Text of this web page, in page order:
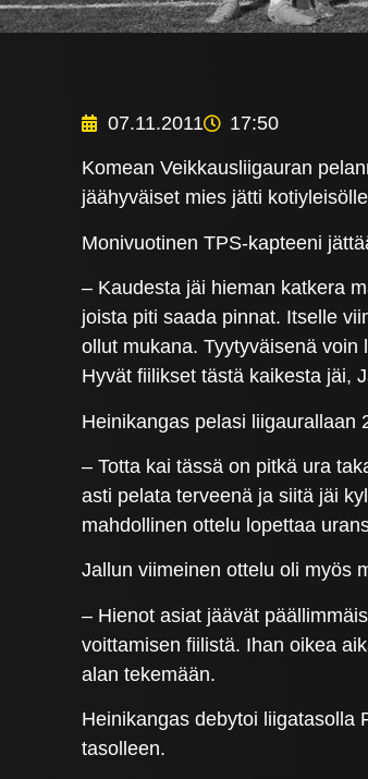
07.11.2011 17:50
Komean Veikkausliigauran
jäähyväiset mies jätti
Monivuotinen TPS-kapteeni
– Kaudesta jäi hieman katkera
joista piti saada pinnat. Itselle
ollut mukana. Tyytyväisenä
Hyvät fiilikset tästä kaikesta jäi,
Heinikangas pelasi liigaurallaan
– Totta kai tässä on pitkä ura
asti pelata terveenä ja siitä jäi
mahdollinen ottelu lopettaa
Jallun viimeinen ottelu oli myös
– Hienot asiat jäävät
voittamisen fiilistä. Ihan oikea
alan tekemään.
Heinikangas debytoi liigatasolla
tasolleen.